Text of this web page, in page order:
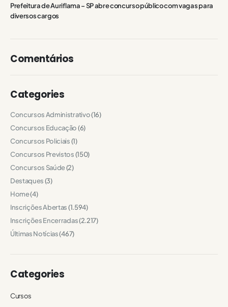
Prefeitura de Auriflama – SP abre concurso público com vagas para
diversos cargos
Comentários
Categories
Concursos Administrativo(16)
Concursos Educação(6)
Concursos Policiais(1)
Concursos Previstos(150)
Concursos Saúde(2)
Destaques(3)
Home(4)
Inscrições Abertas(1.594)
Inscrições Encerradas(2.217)
Últimas Notícias(467)
Categories
Cursos